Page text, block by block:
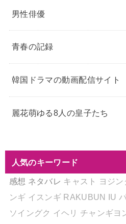
男性俳優
青春の記録
韓国ドラマの動画配信サイト
麗花萌ゆる8人の皇子たち
人気のキーワード
感想 ネタバレ キャスト ヨジン
ンギ イスンギ RAKUBUN IU
ソイングク イヘリ チャンギヨ